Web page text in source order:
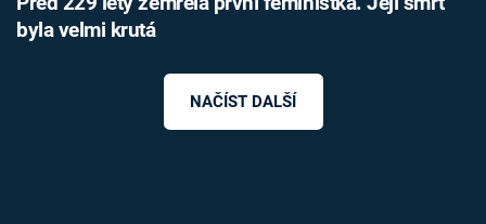
byla velmi krutá
NAČÍST DALŠÍ